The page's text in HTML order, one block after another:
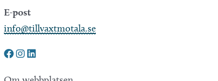
E-post
info@tillvaxtmotala.se